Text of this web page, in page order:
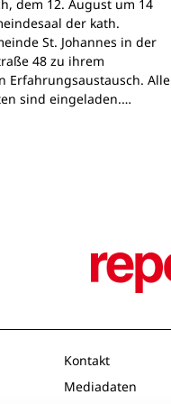
dem 12. August um 14
der kath.
St. Johannes in der
48 zu ihrem
Erfahrungsaustausch. Alle
sind eingeladen.…
Kontakt
Mediadaten